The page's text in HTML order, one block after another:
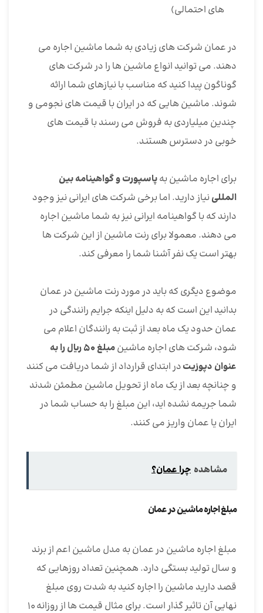
های احتمالی)
در عمان شرکت های زیادی به شما ماشین اجاره می
دهند. می توانید انواع ماشین ها را در شرکت های
گوناگون پیدا کنید که مناسب با نیازهای شما ارائه
شوند. ماشین هایی که در ایران با قیمت های نجومی و
چندین میلیاردی به فروش می رسند با قیمت های
خوبی در دسترس هستند.
برای اجاره ماشین بهپاسپورت و گواهینامه بین
المللی نیاز دارید. اما برخی شرکت های ایرانی نیز وجود
دارند که با گواهینامه ایرانی نیز به شما ماشین اجاره
می دهند. معمولا برای رنت ماشین از این شرکت ها
بهتر است یک نفر آشنا شما را معرفی کند.
موضوع دیگری که باید در مورد رنت ماشین در عمان
بدانید این است که به دلیل اینکه جرایم رانندگی در
عمان حدود یک ماه بعد از ثبت به رانندگان اعلام می
شود، شرکت های اجاره ماشین
مبلغ ۵۰ ریال را به
عنوان دپوزیتدر ابتدای قرارداد از شما دریافت می کنند
و چنانچه بعد از یک ماه از تحویل ماشین مطمئن شدند
شما جریمه نشده اید، این مبلغ را به حساب شما در
ایران یا عمان واریز می کنند.
مشاهده چرا عمان؟
مبلغ اجاره ماشین در عمان
مبلغ اجاره ماشین در عمان به مدل ماشین اعم از برند
و سال تولید بستگی دارد. همچنین تعداد روزهایی که
قصد دارید ماشین را اجاره کنید به شدت روی مبلغ
نهایی آن تاثیر گذار است. برای مثال قیمت ها از روزانه ۱۰